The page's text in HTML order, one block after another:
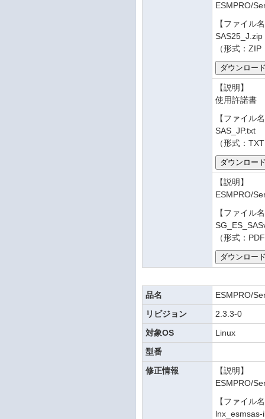
ESMPRO/
【ファイル
SAS25_J.zip
（形式：
【説明】
使用許諾書
【ファイル
SAS_JP.txt
（形式：
【説明】
ESMPRO/
【ファイル
（形式：
品名
ESMPRO/
リビジョン
2.3.3-0
対象OS
Linux
型番
修正情報
【説明】
ESMPRO/
【ファイル